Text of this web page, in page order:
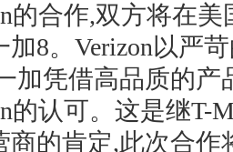
的合作,双方将在
加8。Verizon以严
加凭借高品质的产
的认可。这是继T-
商的肯定,此次合